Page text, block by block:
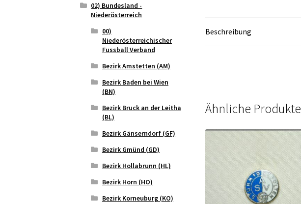
Beschreibung
Ähnliche Produkte
02) Bundesland -
Niederösterreich
00)
Niederösterreichischer
Fussball Verband
Bezirk Amstetten (AM)
Bezirk Baden bei Wien
(BN)
Bezirk Bruck an der Leitha
(BL)
Bezirk Gänserndorf (GF)
Bezirk Gmünd (GD)
Bezirk Hollabrunn (HL)
Bezirk Horn (HO)
Bezirk Korneuburg (KO)